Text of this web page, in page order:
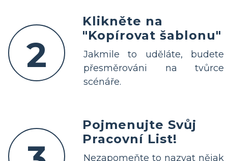
2
Klikněte na
"Kopírovat šablonu"
Jakmile to uděláte, budete
přesměrováni na tvůrce
scénáře.
Pojmenujte Svůj
Pracovní List!
Nezapomeňte to nazvat nějak